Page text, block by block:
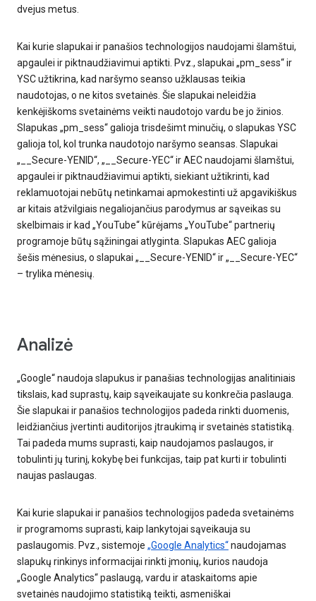
dvejus metus.
Kai kurie slapukai ir panašios technologijos naudojami šlamštui,
apgaulei ir piktnaudžiavimui aptikti. Pvz., slapukai „pm_sess“ ir
YSC užtikrina, kad naršymo seanso užklausas teikia
naudotojas, o ne kitos svetainės. Šie slapukai neleidžia
kenkėjiškoms svetainėms veikti naudotojo vardu be jo žinios.
Slapukas „pm_sess“ galioja trisdešimt minučių, o slapukas YSC
galioja tol, kol trunka naudotojo naršymo seansas. Slapukai
„__Secure-YENID“, „__Secure-YEC“ ir AEC naudojami šlamštui,
apgaulei ir piktnaudžiavimui aptikti, siekiant užtikrinti, kad
reklamuotojai nebūtų netinkamai apmokestinti už apgavikiškus
ar kitais atžvilgiais negaliojančius parodymus ar sąveikas su
skelbimais ir kad „YouTube“ kūrėjams „YouTube“ partnerių
programoje būtų sąžiningai atlyginta. Slapukas AEC galioja
šešis mėnesius, o slapukai „__Secure-YENID“ ir „__Secure-YEC“
– trylika mėnesių.
Analizė
„Google“ naudoja slapukus ir panašias technologijas analitiniais
tikslais, kad suprastų, kaip sąveikaujate su konkrečia paslauga.
Šie slapukai ir panašios technologijos padeda rinkti duomenis,
leidžiančius įvertinti auditorijos įtraukimą ir svetainės statistiką.
Tai padeda mums suprasti, kaip naudojamos paslaugos, ir
tobulinti jų turinį, kokybę bei funkcijas, taip pat kurti ir tobulinti
naujas paslaugas.
Kai kurie slapukai ir panašios technologijos padeda svetainėms
ir programoms suprasti, kaip lankytojai sąveikauja su
paslaugomis. Pvz., sistemoje „Google Analytics“naudojamas
slapukų rinkinys informacijai rinkti įmonių, kurios naudoja
„Google Analytics“ paslaugą, vardu ir ataskaitoms apie
svetainės naudojimo statistiką teikti, asmeniškai